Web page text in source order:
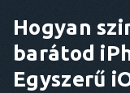
Hogyan
barátod
Egyszerű